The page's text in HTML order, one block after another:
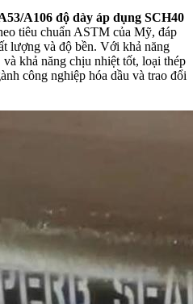
A106 độ dày áp dụng SCH40
tiêu chuẩn ASTM của Mỹ, đáp
lượng và độ bền. Với khả năng
khả năng chịu nhiệt tốt, loại thép
công nghiệp hóa dầu và trao đổi